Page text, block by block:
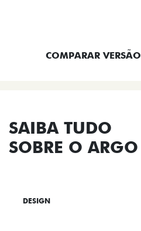
COMPARAR VERSÃO
SAIBA TUDO
SOBRE O ARGO
DESIGN